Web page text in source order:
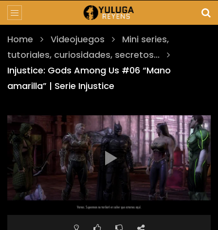
Home Videojuegos
Mini series,
tutoriales, curiosidades, secretos...
Injustice: Gods Among Us #06 “Mano
amarilla” | Serie Injustice